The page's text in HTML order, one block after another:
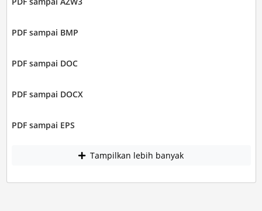
PDF sampai BMP
PDF sampai DOC
PDF sampai DOCX
PDF sampai EPS
Tampilkan lebih banyak